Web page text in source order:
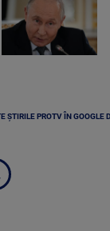
ȘTIRILE PROTV ÎN GOOGLE